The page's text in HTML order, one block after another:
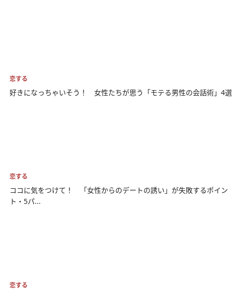
恋する
好きになっちゃいそう！ 女性たちが思う「モテる男性の会話術」4選
恋する
ココに気をつけて！ 「女性からのデートの誘い」が失敗するポイン
ト・5パ...
恋する